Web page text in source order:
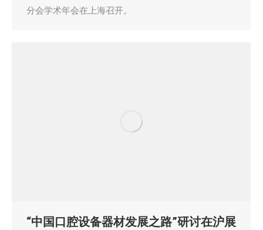
分会学术年会在上海召开。
“中国口腔设备器材发展之路”研讨在沪展